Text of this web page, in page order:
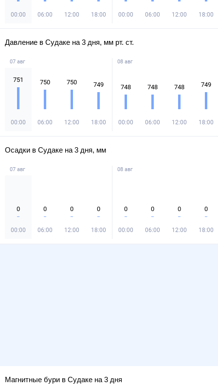
00:00 06:00 12:00 18:00 00:00 06:00 12:00 18:00
Давление в Судаке на 3 дня, мм рт. ст.
07 авг
751
00:00
750
06:00
750
12:00
749
18:00
08 авг
748
00:00
748
06:00
748
12:00
749
18:00
Осадки в Судаке на 3 дня, мм
07 авг
0
00:00
0
06:00
0
12:00
0
18:00
08 авг
0
00:00
0
06:00
0
12:00
0
18:00
Магнитные бури в Судаке на 3 дня